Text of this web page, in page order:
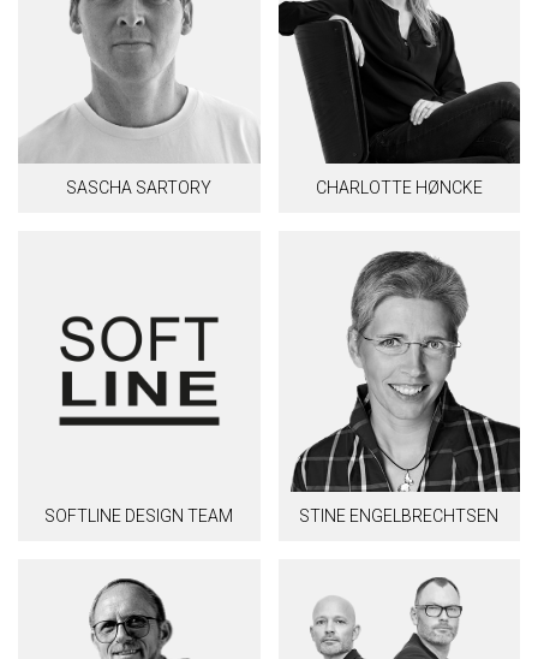
SASCHA SARTORY CHARLOTTE HØNCKE
SOFTLINE DESIGN TEAM STINE ENGELBRECHTSEN